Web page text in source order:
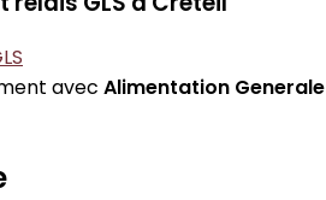
avec Alimentation Generale